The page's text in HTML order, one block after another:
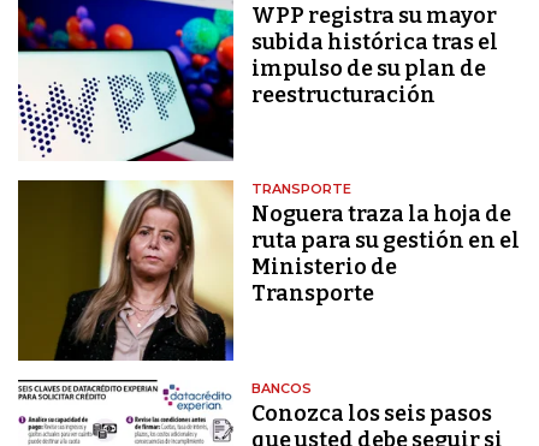
WPP registra su mayor
subida histórica tras el
impulso de su plan de
reestructuración
TRANSPORTE
Noguera traza la hoja de
ruta para su gestión en el
Ministerio de
Transporte
BANCOS
Conozca los seis pasos
que usted debe seguir si